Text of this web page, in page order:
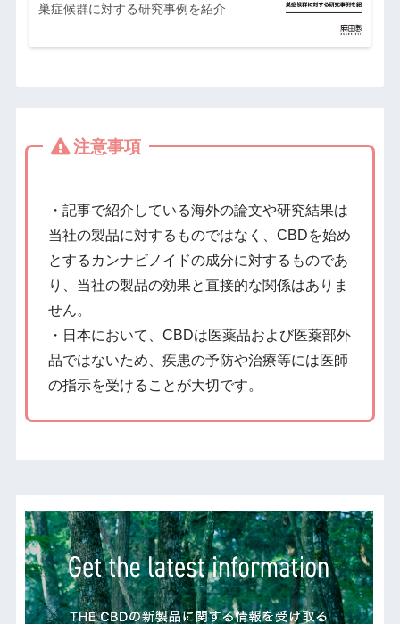
巣症候群に対する研究事例を紹介
注意事項
・記事で紹介している海外の論文や研究結果は
当社の製品に対するものではなく、CBDを始め
とするカンナビノイドの成分に対するものであ
り、当社の製品の効果と直接的な関係はありま
せん。
・日本において、CBDは医薬品および医薬部外
品ではないため、疾患の予防や治療等には医師
の指示を受けることが大切です。